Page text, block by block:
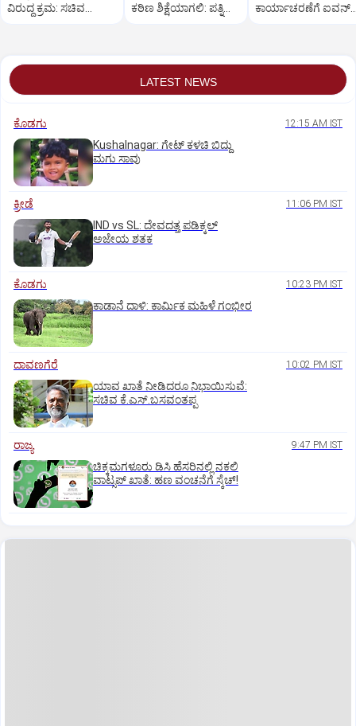
ವಿರುದ್ಧ ಕ್ರಮ: ಸಚಿವ
ಕಠಿಣ ಶಿಕ್ಷೆಯಾಗಲಿ: ಪತ್ನಿ
ಕಾರ್ಯಾಚರಣೆಗೆ ಐವನ್
LATEST NEWS
ಕೊಡಗು 12:15 AM IST
Kushalnagar: ಗೇಟ್ ಕಳಚಿ ಬಿದ್ದು
ಮಗು ಸಾವು
ಕ್ರೀಡೆ 11:06 PM IST
IND vs SL: ದೇವದತ್ತ ಪಡಿಕ್ಕಲ್‌
ಅಜೇಯ ಶತಕ
ಕೊಡಗು 10:23 PM IST
ಕಾಡಾನೆ ದಾಳಿ: ಕಾರ್ಮಿಕ ಮಹಿಳೆ ಗಂಭೀರ
ದಾವಣಗೆರೆ 10:02 PM IST
ಯಾವ ಖಾತೆ ನೀಡಿದರೂ ನಿಭಾಯಿಸುವೆ:
ಸಚಿವ ಕೆ.ಎಸ್.ಬಸವಂತಪ್ಪ
ರಾಜ್ಯ 9:47 PM IST
ಚಿಕ್ಕಮಗಳೂರು ಡಿಸಿ ಹೆಸರಿನಲ್ಲಿ ನಕಲಿ
ವಾಟ್ಸಪ್ ಖಾತೆ: ಹಣ ವಂಚನೆಗೆ ಸ್ಕೆಚ್!